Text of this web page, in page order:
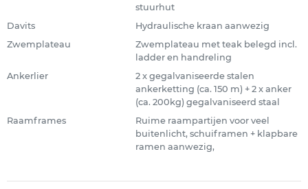
stuurhut
Davits
Hydraulische kraan aanwezig
Zwemplateau
Zwemplateau met teak belegd incl.
ladder en handreling
Ankerlier
2 x gegalvaniseerde stalen
ankerketting (ca. 150 m) + 2 x anker
(ca. 200kg) gegalvaniseerd staal
Raamframes
Ruime raampartijen voor veel
buitenlicht, schuiframen + klapbare
ramen aanwezig,